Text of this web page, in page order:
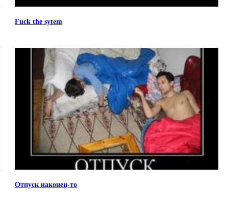
Fuck the sytem
Отпуск наконец-то